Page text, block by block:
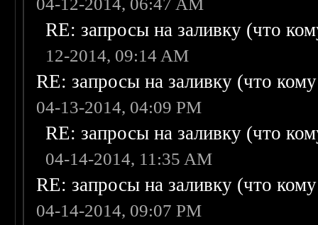
04-12-2014, 06:47 AM
RE: запросы на заливку (что
12-2014, 09:14 AM
RE: запросы на заливку (что
04-13-2014, 04:09 PM
RE: запросы на заливку (что
04-14-2014, 11:35 AM
RE: запросы на заливку (что
04-14-2014, 09:07 PM